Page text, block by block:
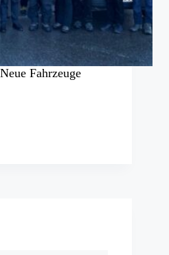
Fahrzeuge